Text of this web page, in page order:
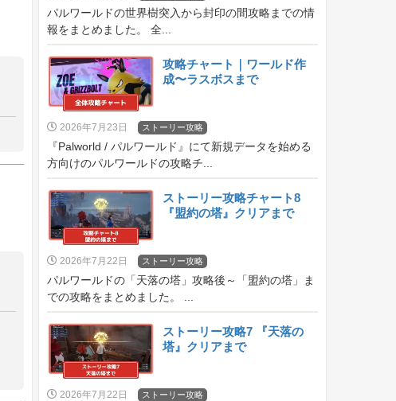
パルワールドの世界樹突入から封印の間攻略までの情
報をまとめました。 全...
攻略チャート｜ワールド作
成〜ラスボスまで
2026年7月23日 ストーリー攻略
『Palworld / パルワールド』にて新規データを始める
方向けのパルワールドの攻略チ...
ストーリー攻略チャート8
『盟約の塔』クリアまで
2026年7月22日 ストーリー攻略
パルワールドの「天落の塔」攻略後～「盟約の塔」ま
での攻略をまとめました。 ...
ストーリー攻略7 『天落の
塔』クリアまで
2026年7月22日 ストーリー攻略